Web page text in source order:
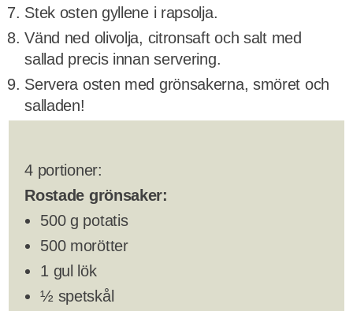
Stek osten gyllene i rapsolja.
Vänd ned olivolja, citronsaft och salt med
sallad precis innan servering.
Servera osten med grönsakerna, smöret och
salladen!
4 portioner:
Rostade grönsaker:
500 g potatis
500 morötter
1 gul lök
½ spetskål